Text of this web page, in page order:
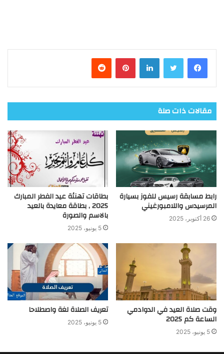
فيسبوك تويتر لينكدإن بينتيريست
مقالات ذات صلة
رابط مسابقة رسيس للفوز بسيارة
المرسيدس واللامبورغيني
26 أكتوبر، 2025
بطاقات تهنئة عيد الفطر المبارك
2025 , بطاقة معايدة بالعيد
بالاسم والصورة
5 يونيو، 2025
وقت صلاة العيد في الدوادمي
الساعة كم 2025
5 يونيو، 2025
تعريف الصلاة لغة واصطلاحا
5 يونيو، 2025